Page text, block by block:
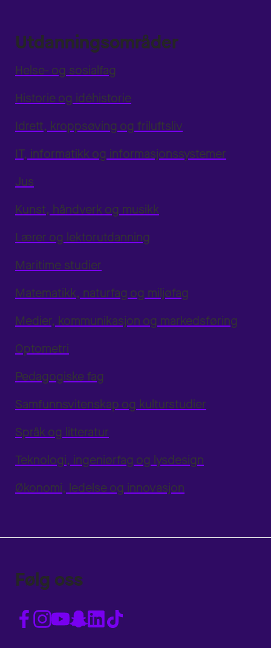
Utdanningsområder
Helse- og sosialfag
Historie og idéhistorie
Idrett, kroppsøving og friluftsliv
IT, informatikk og informasjonssystemer
Jus
Kunst, håndverk og musikk
Lærer og lektorutdanning
Maritime studier
Matematikk, naturfag og miljøfag
Medier, kommunikasjon og markedsføring
Optometri
Pedagogiske fag
Samfunnsvitenskap og kulturstudier
Språk og litteratur
Teknologi, ingeniørfag og lysdesign
Økonomi, ledelse og innovasjon
Følg oss